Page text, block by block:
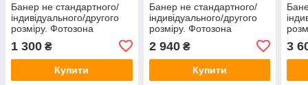
Банер не стандартного/
індивідуального/другого
розміру. Фотозона
(вініловий) — 2,5х1.5 м. за
макетом замовника
1 300 ₴
Купити
Банер не стандартного/
індивідуального/другого
розміру. Фотозона
макетом замовника
"Литий"
2 940₴
Купити
3